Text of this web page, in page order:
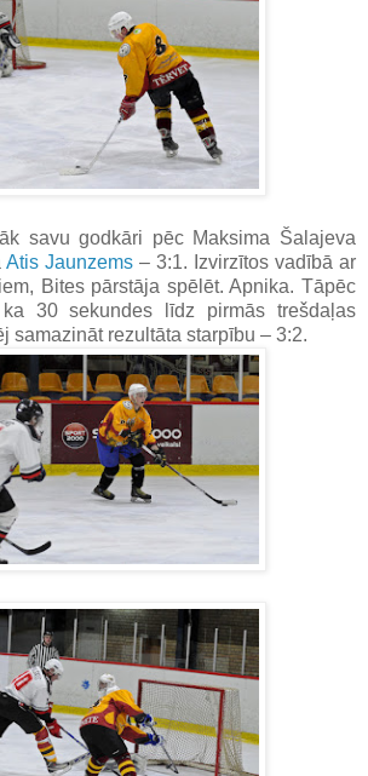
savu godkāri pēc Maksima Šalajeva
Atis Jaunzems – 3:1. Izvirzītos vadībā ar
Bites pārstāja spēlēt. Apnika. Tāpēc
30 sekundes līdz pirmās trešdaļas
samazināt rezultāta starpību – 3:2.